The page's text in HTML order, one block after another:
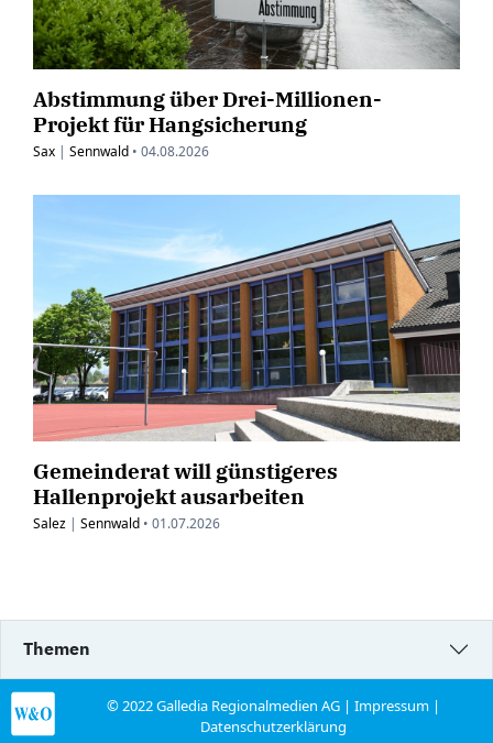
Abstimmung über Drei-Millionen-
Projekt für Hangsicherung
Sax | Sennwald • 04.08.2026
Gemeinderat will günstigeres
Hallenprojekt ausarbeiten
Salez | Sennwald • 01.07.2026
Themen
© 2022 Galledia Regionalmedien AG |Impressum |
Datenschutzerklärung